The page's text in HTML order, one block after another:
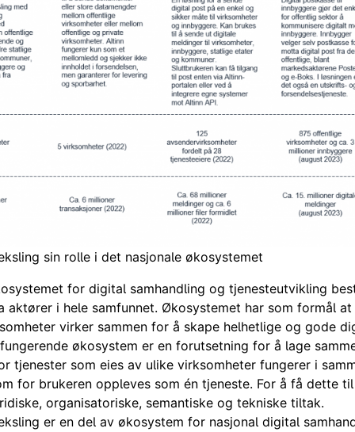
sin rolle i det nasjonale økosystemet
for digital samhandling og tjenesteutvikling
aktører i hele samfunnet. Økosystemet har som formål at
virker sammen for å skape helhetlige og gode
økosystem er en forutsetning for å lage
tjenester som eies av ulike virksomheter fungerer i
for brukeren oppleves som én tjeneste. For å få dette
organisatoriske, semantiske og tekniske tiltak.
er en del av økosystem for nasjonal digital